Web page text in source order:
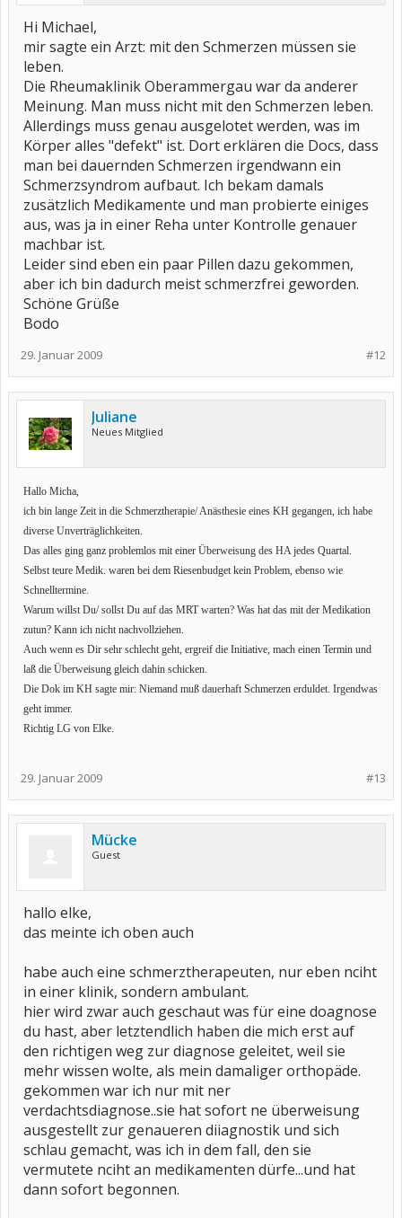
Hi Michael,
mir sagte ein Arzt: mit den Schmerzen müssen sie
leben.
Die Rheumaklinik Oberammergau war da anderer
Meinung. Man muss nicht mit den Schmerzen leben.
Allerdings muss genau ausgelotet werden, was im
Körper alles "defekt" ist. Dort erklären die Docs, dass
man bei dauernden Schmerzen irgendwann ein
Schmerzsyndrom aufbaut. Ich bekam damals
zusätzlich Medikamente und man probierte einiges
aus, was ja in einer Reha unter Kontrolle genauer
machbar ist.
Leider sind eben ein paar Pillen dazu gekommen,
aber ich bin dadurch meist schmerzfrei geworden.
Schöne Grüße
Bodo
#12
29. Januar 2009
Juliane
Neues Mitglied
Hallo Micha,
ich bin lange Zeit in die Schmerztherapie/ Anästhesie eines KH gegangen, ich habe
diverse Unverträglichkeiten.
Das alles ging ganz problemlos mit einer Überweisung des HA jedes Quartal.
Selbst teure Medik. waren bei dem Riesenbudget kein Problem, ebenso wie
Schnelltermine.
Warum willst Du/ sollst Du auf das MRT warten? Was hat das mit der Medikation
zutun? Kann ich nicht nachvollziehen.
Auch wenn es Dir sehr schlecht geht, ergreif die Initiative, mach einen Termin und
laß die Überweisung gleich dahin schicken.
Die Dok im KH sagte mir: Niemand muß dauerhaft Schmerzen erduldet. Irgendwas
geht immer.
Richtig LG von Elke.
#13
29. Januar 2009
Mücke
Guest
hallo elke,
das meinte ich oben auch
habe auch eine schmerztherapeuten, nur eben nciht
in einer klinik, sondern ambulant.
hier wird zwar auch geschaut was für eine doagnose
du hast, aber letztendlich haben die mich erst auf
den richtigen weg zur diagnose geleitet, weil sie
mehr wissen wolte, als mein damaliger orthopäde.
gekommen war ich nur mit ner
verdachtsdiagnose..sie hat sofort ne überweisung
ausgestellt zur genaueren diiagnostik und sich
schlau gemacht, was ich in dem fall, den sie
vermutete nciht an medikamenten dürfe...und hat
dann sofort begonnen.